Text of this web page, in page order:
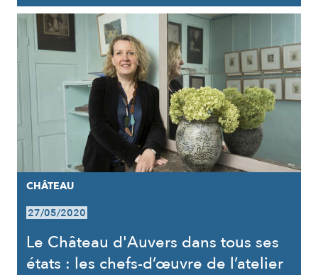
CHÂTEAU
27/05/2020
Le Château d'Auvers dans tous ses
états : les chefs-d’œuvre de l’atelier